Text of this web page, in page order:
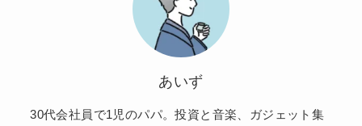
あいず
30代会社員で1児のパパ。投資と音楽、ガジェット集